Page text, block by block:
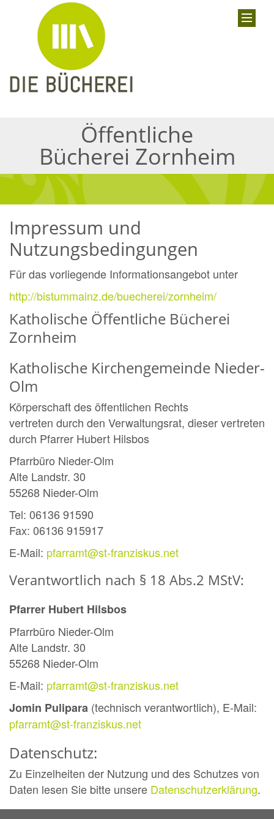
Öffentliche
Bücherei Zornheim
Impressum und
Nutzungsbedingungen
Für das vorliegende Informationsangebot unter
http://bistummainz.de/buecherei/zornheim/
Katholische Öffentliche Bücherei
Zornheim
Katholische Kirchengemeinde Nieder-
Olm
Körperschaft des öffentlichen Rechts
vertreten durch den Verwaltungsrat, dieser vertreten
durch Pfarrer Hubert Hilsbos
Pfarrbüro Nieder-Olm
Alte Landstr. 30
55268 Nieder-Olm
Tel: 06136 91590
Fax: 06136 915917
E-Mail: pfarramt@st-franziskus.net
Verantwortlich nach § 18 Abs.2 MStV:
Pfarrer Hubert Hilsbos
Pfarrbüro Nieder-Olm
Alte Landstr. 30
55268 Nieder-Olm
E-Mail: pfarramt@st-franziskus.net
Jomin Pulipara (technisch verantwortlich), E-Mail:
pfarramt@st-franziskus.net
Datenschutz:
Zu Einzelheiten der Nutzung und des Schutzes von
Daten lesen Sie bitte unsere Datenschutzerklärung.